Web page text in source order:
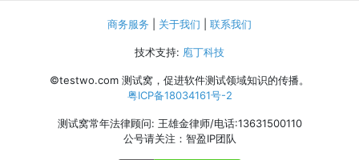
商务服务 关于我们 联系我们
技术支持: 庖丁科技
©testwo.com 测试窝，促进软件测试领域知识的传播。
粤ICP备18034161号-2
测试窝常年法律顾问: 王雄金律师/电话:13631500110
公号请关注：智盈IP团队